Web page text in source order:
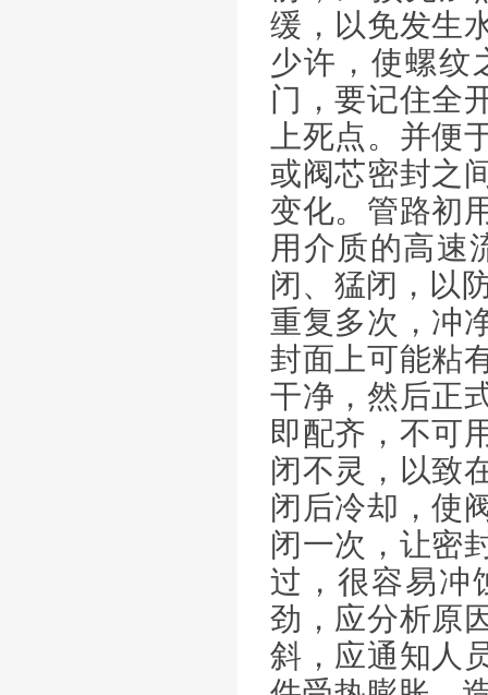
缓，以免发生
少许，使螺纹
门，要记住全
上死点。并便
或阀芯密封之
变化。管路初
用介质的高速
闭、猛闭，以
重复多次，冲
封面上可能粘
干净，然后正
即配齐，不可
闭不灵，以致
闭后冷却，使
闭一次，让密
过，很容易冲
劲，应分析原
斜，应通知人